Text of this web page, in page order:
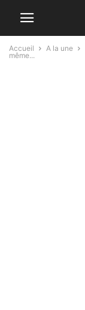
Accueil A la une
même...